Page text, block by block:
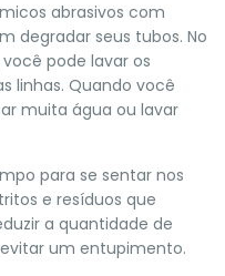
abrasivos com
degradar seus tubos. No
pode lavar os
linhas. Quando você
muita água ou lavar
para se sentar nos
e resíduos que
a quantidade de
um entupimento.